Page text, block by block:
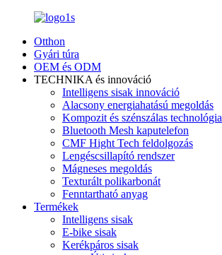
Otthon
Gyári túra
OEM és ODM
TECHNIKA és innováció
Intelligens sisak innováció
Alacsony energiahatású megoldás
Kompozit és szénszálas technológia
Bluetooth Mesh kaputelefon
CMF Hight Tech feldolgozás
Lengéscsillapító rendszer
Mágneses megoldás
Texturált polikarbonát
Fenntartható anyag
Termékek
Intelligens sisak
E-bike sisak
Kerékpáros sisak